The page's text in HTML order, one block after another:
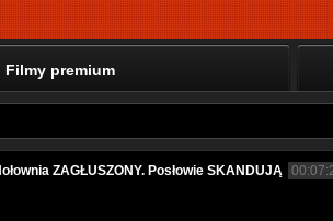
Filmy premium
ZAGŁUSZONY. Posłowie SKANDUJĄ